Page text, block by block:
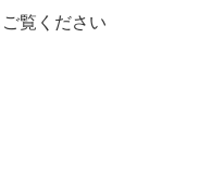
ご覧ください